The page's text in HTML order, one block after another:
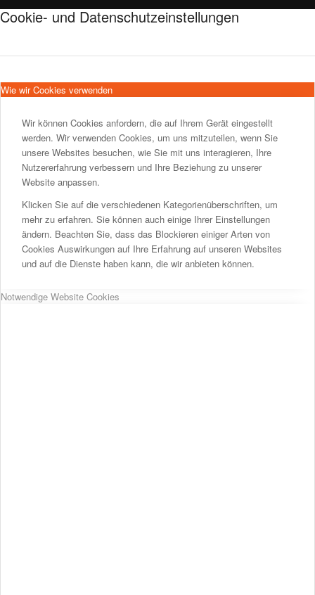
Cookie- und Datenschutzeinstellungen
Wie wir Cookies verwenden
Wir können Cookies anfordern, die auf Ihrem Gerät eingestellt
werden. Wir verwenden Cookies, um uns mitzuteilen, wenn Sie
unsere Websites besuchen, wie Sie mit uns interagieren, Ihre
Nutzererfahrung verbessern und Ihre Beziehung zu unserer
Website anpassen.
Klicken Sie auf die verschiedenen Kategorienüberschriften, um
mehr zu erfahren. Sie können auch einige Ihrer Einstellungen
ändern. Beachten Sie, dass das Blockieren einiger Arten von
Cookies Auswirkungen auf Ihre Erfahrung auf unseren Websites
und auf die Dienste haben kann, die wir anbieten können.
Notwendige Website Cookies